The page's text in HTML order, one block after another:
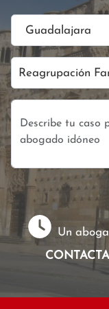
Guadalajara
Reagrupación
Un